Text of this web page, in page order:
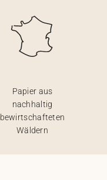
Papier aus
nachhaltig
bewirtschafteten
Wäldern